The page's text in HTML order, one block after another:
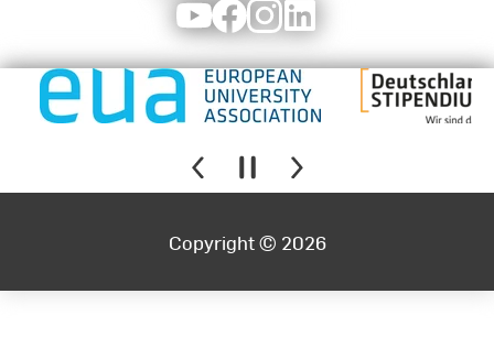
YoutubeFacebookInstagram
Copyright © 2026